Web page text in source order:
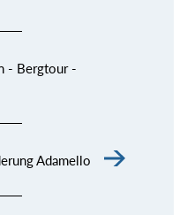
- Bergtour -
Adamello